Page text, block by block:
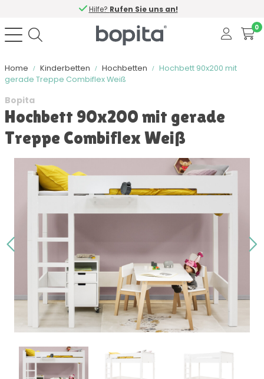
Hilfe? Rufen Sie uns an!
0
Home Kinderbetten Hochbetten
Hochbett 90x200 mit
gerade Treppe Combiflex Weiß
Bopita
Hochbett 90x200 mit gerade
Treppe Combiflex Weiß